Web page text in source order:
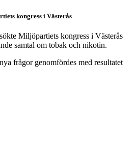
kongress i Västerås
Miljöpartiets kongress i Västerås
samtal om tobak och nikotin.
frågor genomfördes med resultatet